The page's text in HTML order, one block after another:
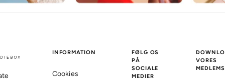
INFORMATION
Cookies
FØLG OS
PÅ
SOCIALE
MEDIER
VORES